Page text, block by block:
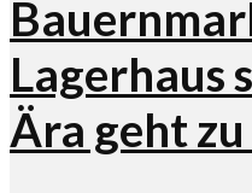
Lagerhaus
Ära geht zu